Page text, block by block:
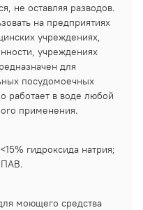
не оставляя разводов.
на предприятиях
учреждениях,
учреждениях
для
посудомоечных
работает в воде любой
применения.
гидроксида натрия;
ПАВ.
моющего средства